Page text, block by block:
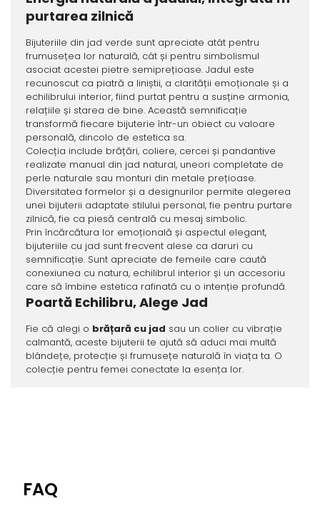
purtarea zilnică
Bijuteriile din jad verde sunt apreciate atât pentru
frumusețea lor naturală, cât și pentru simbolismul
asociat acestei pietre semiprețioase. Jadul este
recunoscut ca piatră a liniștii, a clarității emoționale și a
echilibrului interior, fiind purtat pentru a susține armonia,
relațiile și starea de bine. Această semnificație
transformă fiecare bijuterie într-un obiect cu valoare
personală, dincolo de estetica sa.
Colecția include brățări, coliere, cercei și pandantive
realizate manual din jad natural, uneori completate de
perle naturale sau monturi din metale prețioase.
Diversitatea formelor și a designurilor permite alegerea
unei bijuterii adaptate stilului personal, fie pentru purtare
zilnică, fie ca piesă centrală cu mesaj simbolic.
Prin încărcătura lor emoțională și aspectul elegant,
bijuteriile cu jad sunt frecvent alese ca daruri cu
semnificație. Sunt apreciate de femeile care caută
conexiunea cu natura, echilibrul interior și un accesoriu
care să îmbine estetica rafinată cu o intenție profundă.
Poartă Echilibru, Alege Jad
Fie că alegi o brățară cu jad sau un colier cu vibrație
calmantă, aceste bijuterii te ajută să aduci mai multă
blândețe, protecție și frumusețe naturală în viața ta. O
colecție pentru femei conectate la esența lor.
FAQ